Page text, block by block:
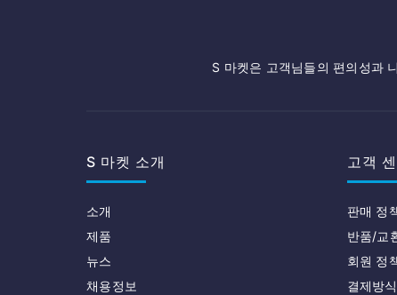
S 마켓은 고객님들의 편의성과
S 마켓 소개
소개
제품
뉴스
채용정보
고객
판매 정
반품/교
회원 정
결제방식